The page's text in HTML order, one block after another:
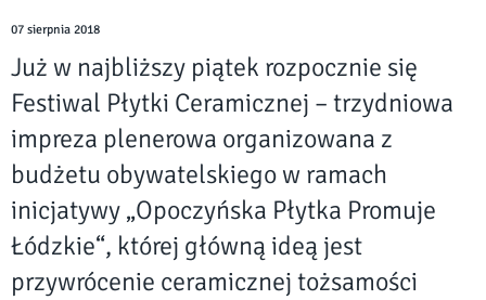
07 sierpnia 2018
Już w najbliższy piątek rozpocznie się
Festiwal Płytki Ceramicznej – trzydniowa
impreza plenerowa organizowana z
budżetu obywatelskiego w ramach
inicjatywy „Opoczyńska Płytka Promuje
Łódzkie“, której główną ideą jest
przywrócenie ceramicznej tożsamości